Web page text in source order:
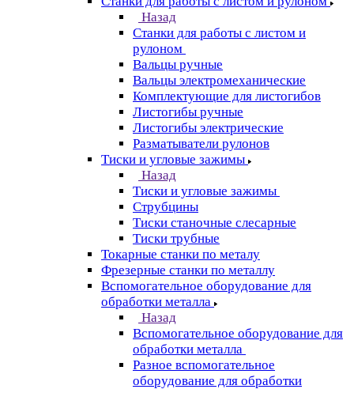
Назад
Станки для работы с листом и
рулоном
Вальцы ручные
Вальцы электромеханические
Комплектующие для листогибов
Листогибы ручные
Листогибы электрические
Разматыватели рулонов
Тиски и угловые зажимы
Назад
Тиски и угловые зажимы
Струбцины
Тиски станочные слесарные
Тиски трубные
Токарные станки по металу
Фрезерные станки по металлу
Вспомогательное оборудование для
обработки металла
Назад
Вспомогательное оборудование для
обработки металла
Разное вспомогательное
оборудование для обработки